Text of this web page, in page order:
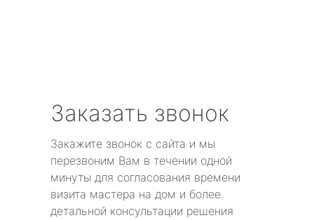
Заказать звонок
Закажите звонок с сайта и мы
перезвоним Вам в течении одной
минуты для согласования времени
визита мастера на дом и более
детальной консультации решения